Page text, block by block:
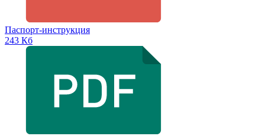
Паспорт-инструкция
243 Кб